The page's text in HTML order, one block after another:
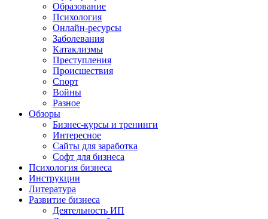
Образование
Психология
Онлайн-ресурсы
Заболевания
Катаклизмы
Преступления
Происшествия
Спорт
Войны
Разное
Обзоры
Бизнес-курсы и тренинги
Интересное
Сайты для заработка
Софт для бизнеса
Психология бизнеса
Инструкции
Литература
Развитие бизнеса
Деятельность ИП